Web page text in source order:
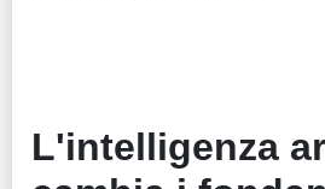
L'intelligenza